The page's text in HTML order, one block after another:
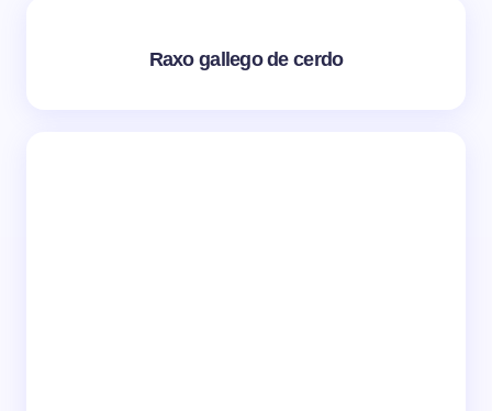
Raxo gallego de cerdo